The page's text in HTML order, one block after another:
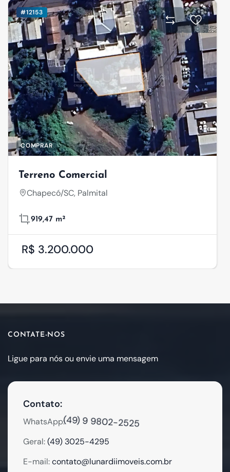
#12153
COMPRAR
Terreno Comercial
Chapecó/SC, Palmital
919,47 m²
R$ 3.200.000
CONTATE-NOS
Ligue para nós ou envie uma mensagem
Contato:
WhatsApp:(49) 9 9802-2525
Geral:(49) 3025-4295
E-mail:contato@lunardiimoveis.com.br